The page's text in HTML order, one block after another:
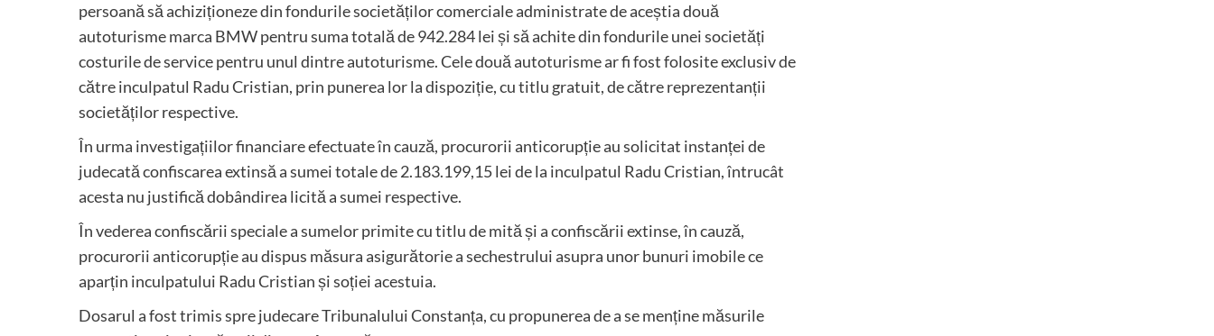
persoană să achiziționeze din fondurile societăților comerciale administrate de aceștia două
autoturisme marca BMW pentru suma totală de 942.284 lei și să achite din fondurile unei societăți
costurile de service pentru unul dintre autoturisme. Cele două autoturisme ar fi fost folosite exclusiv de
către inculpatul Radu Cristian, prin punerea lor la dispoziție, cu titlu gratuit, de către reprezentanții
societăților respective.
În urma investigațiilor financiare efectuate în cauză, procurorii anticorupție au solicitat instanței de
judecată confiscarea extinsă a sumei totale de 2.183.199,15 lei de la inculpatul Radu Cristian, întrucât
acesta nu justifică dobândirea licită a sumei respective.
În vederea confiscării speciale a sumelor primite cu titlu de mită și a confiscării extinse, în cauză,
procurorii anticorupție au dispus măsura asigurătorie a sechestrului asupra unor bunuri imobile ce
aparțin inculpatului Radu Cristian și soției acestuia.
Dosarul a fost trimis spre judecare Tribunalului Constanța, cu propunerea de a se menține măsurile